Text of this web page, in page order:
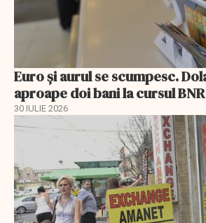
Euro și aurul se scumpesc.
aproape doi bani la cursul BNR
30 IULIE 2026